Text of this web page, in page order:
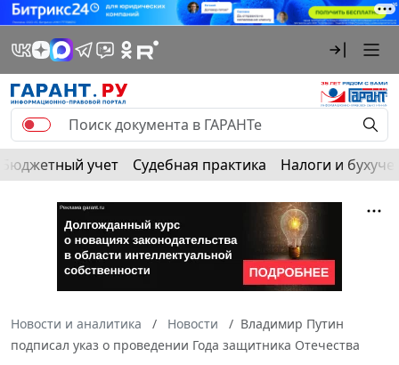
Бюджетный учет Судебная практика Налоги и
Новости и аналитика Новости
Владимир Путин
подписал указ о проведении Года защитника Отечества